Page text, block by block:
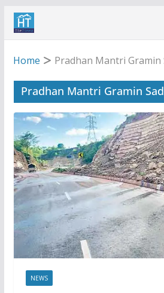
Skip
Home
Pradhan Mantri Gramin
Pradhan Mantri Gramin
NEWS